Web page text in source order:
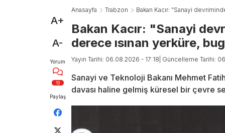
A+
A-
Yorum
10
Paylaş
Anasayfa Trabzon Bakan Kacır: "Sanayi
Bakan Kacır: "Sanayi
derece ısınan yerküre,
Yayın Tarihi: 06.08.2026 - 17:18 | Güncelleme Tarihi:
Sanayi ve Teknoloji Bakanı Mehmet
davası haline gelmiş küresel bir çevre